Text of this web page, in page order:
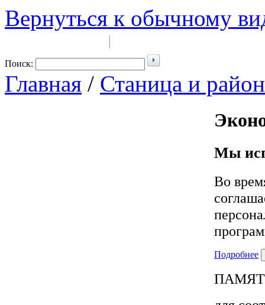
Вернуться к обычному
|
Поиск:
Главная / Станица и район
Мы
Во
Подробнее